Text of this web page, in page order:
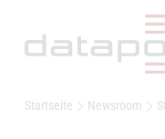
Startseite Newsroom